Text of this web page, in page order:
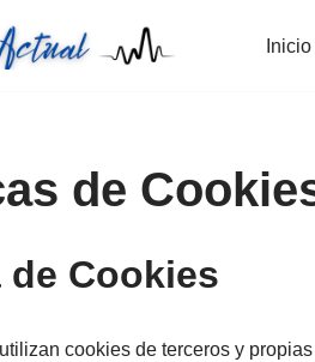
Inicio
de
Cookies
cookies de terceros y